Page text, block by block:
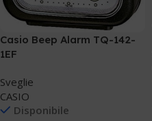
Casio Beep Alarm TQ-142-
1EF
Sveglie
CASIO
Disponibile